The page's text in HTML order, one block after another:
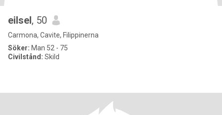
eilsel, 50
Carmona, Cavite, Filippinerna
Söker: Man 52 - 75
Civilstånd: Skild